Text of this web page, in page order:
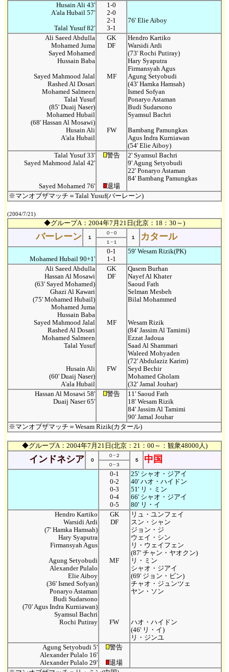
Husain Ali 43'
A'ala Hubail 57'
Talal Yusuf 82'
1-0
2-0
2-1
3-1
76' Elie Aiboy
Ali Saeed Abdulla
Mohamed Juma
Sayed Mohamed
Hussain Baba
Sayed Mahmood Jalal
Rashed Al Dosari
Mohamed Salmeen
Talal Yusuf
(85' Duaij Naser)
Mohamed Hubail
(68' Hassan Al Mosawi)
Husain Ali
A'ala Hubail
GK
DF
MF
FW
Hendro Kartiko
Warsidi Ardi
(73' Rochi Putiray)
Hary Syaputra
Firmansyah Agus
Agung Setyobudi
(43' Hamka Hamsah)
Ismed Sofyan
Ponaryo Astaman
Budi Sudarsono
Syamsul Bachri
Bambang Pamungkas
Agus Indra Kurniawan
(54' Elie Aiboy)
Talal Yusuf 33'
Sayed Mahmood Jalal 42'
Sayed Mohamed 76'
警告
退場
2' Syamsul Bachri
9' Agung Setyobudi
22' Ponaryo Astaman
84' Bambang Pamungkas
※マンオブザマッチ＝Talal Yusuf(バーレーン)
(2004/7/21)
◆グループA：2004年7月21日(北京：18：30～)
バーレーン １
０−０
１
カタール
１−１
Mohamed Hubail 90+1'
0-1
1-1
59' Wesam Rizik(PK)
Ali Saeed Abdulla
Hassan Al Mosawi
(63' Sayed Mohamed)
Ghazi Al Kawari
(75' Mohamed Hubail)
Mohamed Juma
Hussain Baba
Sayed Mahmood Jalal
Rashed Al Dosari
Mohamed Salmeen
Talal Yusuf
Husain Ali
(60' Duaij Naser)
A'ala Hubail
GK
DF
MF
FW
Qasem Burhan
Nayef Al Khater
Saoud Fath
Selman Mesbeh
Bilal Mohammed
Wesam Rizik
(84' Jassim Al Tamimi)
Ezzat Jadoua
Saad Al Shammari
Waleed Mohyaden
(72' Abdulaziz Karim)
Seyd Bechir
Mohamed Gholam
(32' Jamal Jouhar)
Hassan Al Mosawi 58'
Duaij Naser 65'
警告
11' Saoud Fath
18' Wesam Rizik
84' Jassim Al Tamimi
90' Jamal Jouhar
※マンオブザマッチ＝Wesam Rizik(カタール)
◆グループA：2004年7月21日(北京：21：00～：観衆48000人)
インドネシア ０
０−２
５
中国
０−３
0-1
0-2
0-3
0-4
0-5
25' シャオ・ジアイ
40' ハオ・ハイドン
51' リ・ミン
66' シャオ・ジアイ
80' リ・イ
Hendro Kartiko
Warsidi Ardi
(7' Hamka Hamsah)
Hary Syaputra
Firmansyah Agus
Agung Setyobudi
Alexander Pulalo
Elie Aiboy
(36' Ismed Sofyan)
Ponaryo Astaman
Budi Sudarsono
(70' Agus Indra Kurniawan)
Syamsul Bachri
Rochi Putiray
GK
DF
MF
FW
リュ・ユンフェイ
スン・シャン
ジョン・ジ
ウェイ・シン
リ・ウェイフェン
(87' チャン・ヤオクン)
リ・ミン
シャオ・ジアイ
(69' ジョン・ビン)
チャオ・ジュンツェ
ヤン・ソン
ハオ・ハイドン
(46' リ・イ)
リ・ジンユ
Agung Setyobudi 5'
Alexander Pulalo 16'
Alexander Pulalo 29'
警告
退場